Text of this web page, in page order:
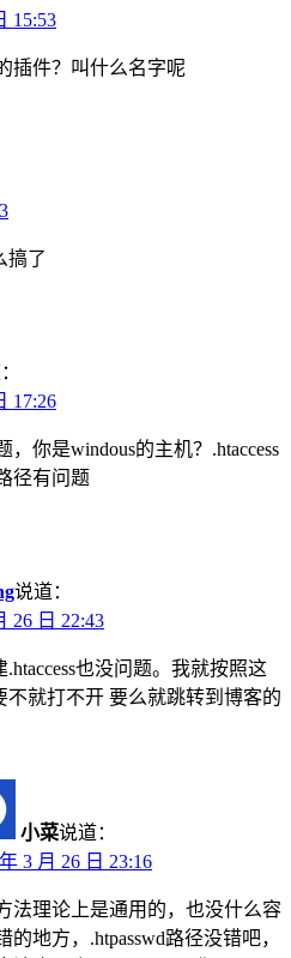
15:53
插件？叫什么名字呢
搞了
17:26
你是windous的主机？.htaccess
径有问题
说道：
26 日 22:43
.htaccess也没问题。我就按照这
不就打不开 要么就跳转到博客的
小菜说道：
3 月 26 日 23:16
法理论上是通用的，也没什么容
的地方，.htpasswd路径没错吧，